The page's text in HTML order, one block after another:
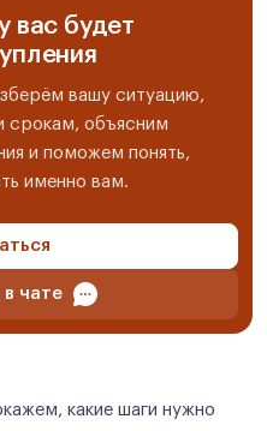
вас будет
вашу ситуацию,
срокам, объясним
и поможем понять,
именно вам.
чате
какие шаги нужно